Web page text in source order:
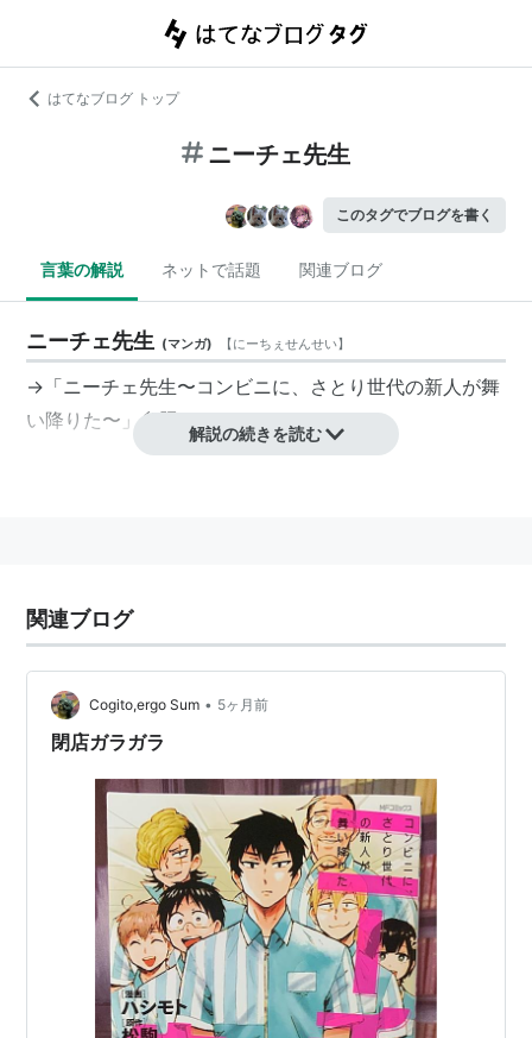
はてなブログ トップ
ニーチェ先生
このタグでブログを書く
言葉の解説 ネットで話題 関連ブログ
ニーチェ先生 (マンガ) 【にーちぇせんせい】
→「ニーチェ先生〜コンビニに、さとり世代の新人が舞
い降りた〜 」参照
解説の続きを読む
関連ブログ
Cogito,ergo Sum • 5ヶ月前
閉店ガラガラ